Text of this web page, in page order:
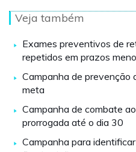
Veja também
Exames preventivos de
repetidos em prazos
Campanha de prevenção
meta
Campanha de combate
prorrogada até o dia 30
Campanha para